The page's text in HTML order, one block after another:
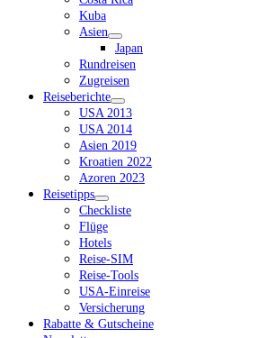
Kuba
Asien
Dropdown-
Menü
öffnen
Japan
Rundreisen
Zugreisen
Reiseberichte
Dropdown-
Menü
öffnen
USA 2013
USA 2014
Asien 2019
Kroatien 2022
Azoren 2023
Reisetipps
Dropdown-
Menü
öffnen
Checkliste
Flüge
Hotels
Reise-SIM
Reise-Tools
USA-Einreise
Versicherung
Rabatte & Gutscheine